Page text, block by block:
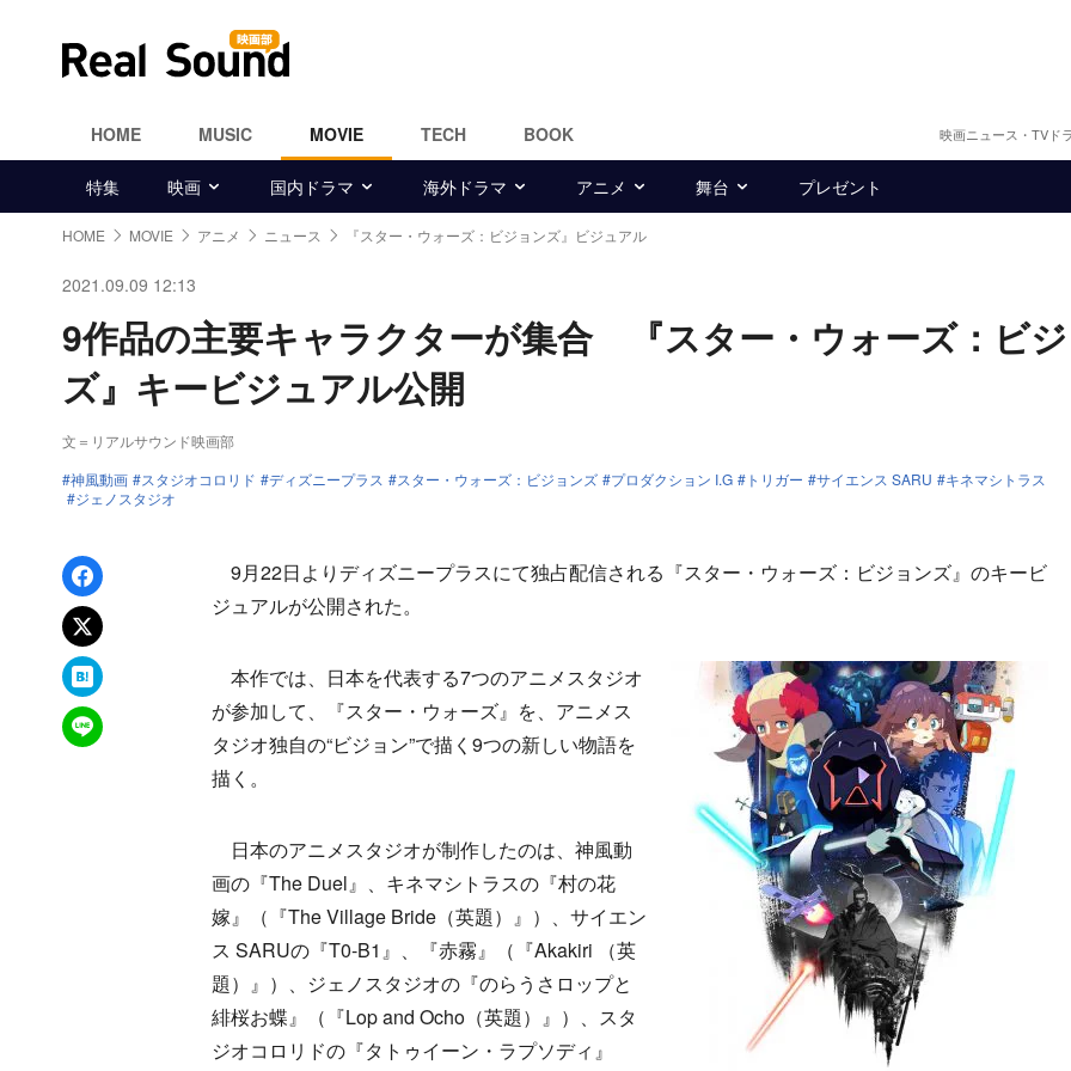
HOME MUSIC MOVIE TECH BOOK 映画ニュース・TVド
特集 映画 国内ドラマ 海外ドラマ アニメ 舞台 プレゼント
HOME MOVIE アニメ ニュース 『スター・ウォーズ：ビジョンズ』ビジュアル
2021.09.09 12:13
9作品の主要キャラクターが集合 『スター・ウォーズ：ビ
ズ』キービジュアル公開
文＝リアルサウンド映画部
神風動画
スタジオコロリド ディズニープラス スター・ウォーズ：ビジョンズ プロダクション I.G トリガー サイエンス SARU
キネマシトラス
ジェノスタジオ
Facebookでシェア
xでポスト
はてなブックマーク
LINEで送る
9月22日よりディズニープラスにて独占配信される『スター・ウォーズ：ビジョンズ』のキービ
ジュアルが公開された。
本作では、日本を代表する7つのアニメスタジオ
が参加して、『スター・ウォーズ』を、アニメス
タジオ独自の“ビジョン”で描く9つの新しい物語を
描く。
日本のアニメスタジオが制作したのは、神風動
画の『The Duel』、キネマシトラスの『村の花
嫁』（『The Village Bride（英題）』）、サイエン
ス SARUの『T0-B1』、『赤霧』（『Akakiri （英
題）』）、ジェノスタジオの『のらうさロップと
緋桜お蝶』（『Lop and Ocho（英題）』）、スタ
ジオコロリドの『タトゥイーン・ラプソディ』